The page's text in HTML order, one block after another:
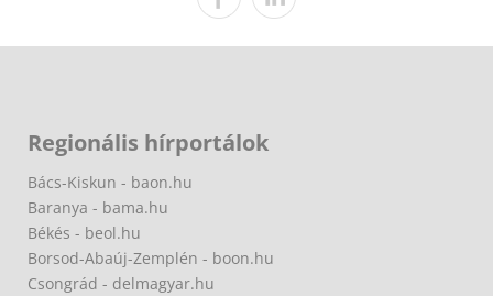
Regionális hírportálok
Bács-Kiskun - baon.hu
Baranya - bama.hu
Békés - beol.hu
Borsod-Abaúj-Zemplén - boon.hu
Csongrád - delmagyar.hu